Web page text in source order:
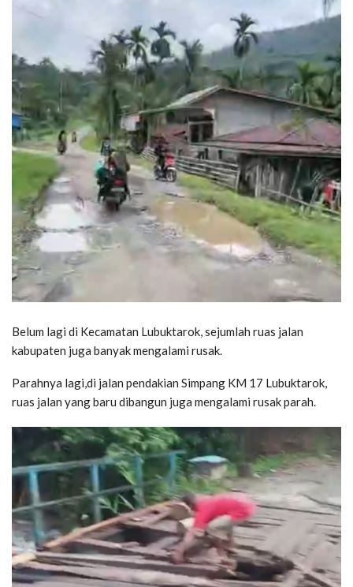
Belum lagi di Kecamatan Lubuktarok, sejumlah ruas jalan
kabupaten juga banyak mengalami rusak.
Parahnya lagi,di jalan pendakian Simpang KM 17 Lubuktarok,
ruas jalan yang baru dibangun juga mengalami rusak parah.